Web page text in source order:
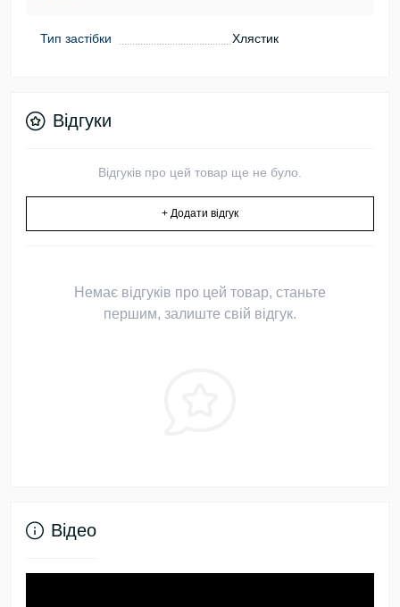
Тип застібки Хлястик
Відгуки
Відгуків про цей товар ще не було.
+ Додати відгук
Немає відгуків про цей товар, станьте
першим, залиште свій відгук.
Відео